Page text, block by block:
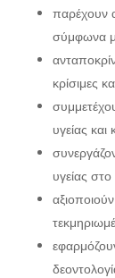
παρέχουν
σύμφωνα
κρίσιμες
υγείας και
υγείας